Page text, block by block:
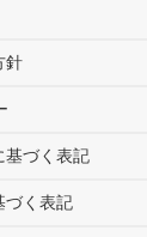
針
基づく表記
づく表記